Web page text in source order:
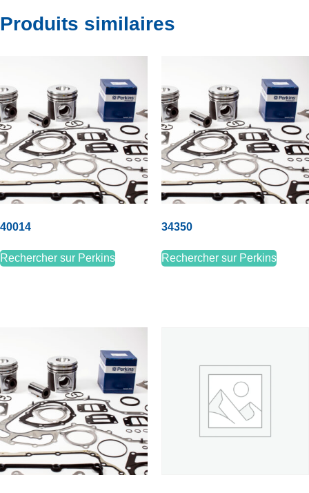
Produits similaires
40014
Rechercher sur Perkins
34350
Rechercher sur Perkins